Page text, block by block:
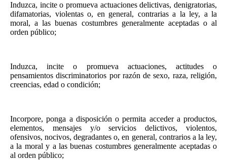
Induzca, incite o promueva actuaciones delictivas, denigratorias,
difamatorias, violentas o, en general, contrarias a la ley, a la
moral, a las buenas costumbres generalmente aceptadas o al
orden público;
Induzca, incite o promueva actuaciones, actitudes o
pensamientos discriminatorios por razón de sexo, raza, religión,
creencias, edad o condición;
Incorpore, ponga a disposición o permita acceder a productos,
elementos, mensajes y/o servicios delictivos, violentos,
ofensivos, nocivos, degradantes o, en general, contrarios a la ley,
a la moral y a las buenas costumbres generalmente aceptadas o
al orden público;